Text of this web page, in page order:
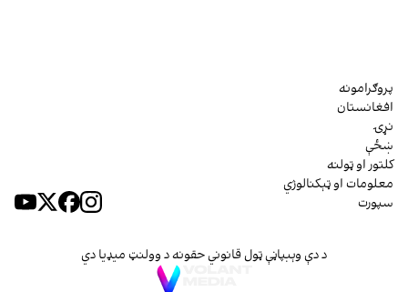
پروګرامونه
افغانستان
نړۍ
ښځې
کلتور او ټولنه
معلومات او ټېکنالوژي
سپورت
د دې وېبپاڼې ټول قانوني حقونه د وولنټ میډیا دي